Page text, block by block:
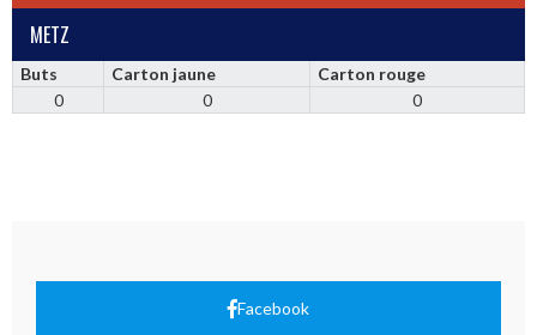
METZ
Buts Carton jaune
Carton rouge
0
0 0
Facebook